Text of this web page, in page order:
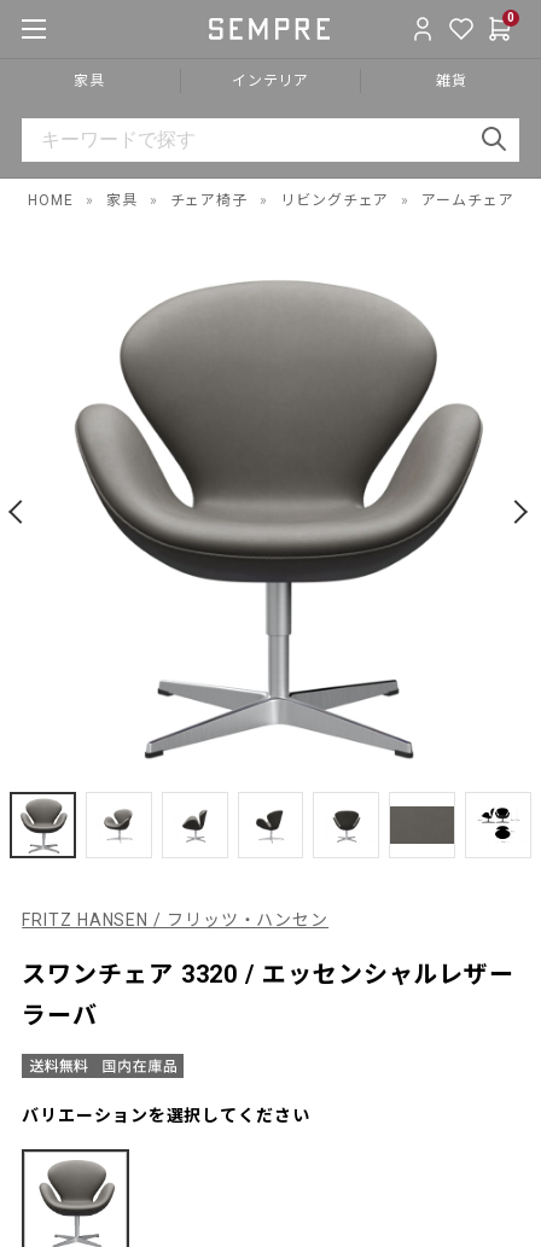
0
家具 インテリア 雑貨
HOME » 家具 » チェア椅子 » リビングチェア » アームチェア
FRITZ HANSEN / フリッツ・ハンセン
スワンチェア 3320 / エッセンシャルレザー
ラーバ
バリエーションを選択してください